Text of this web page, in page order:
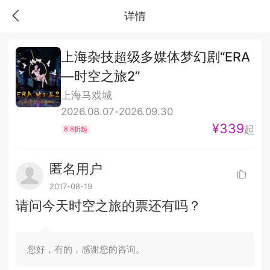
详情
上海杂技超级多媒体梦幻剧“ERA
—时空之旅2”
上海马戏城
2026.08.07-2026.09.30
8.8折起 ¥339起
匿名用户
2017-08-19
请问今天时空之旅的票还有吗？
您好，有的，感谢您的咨询。